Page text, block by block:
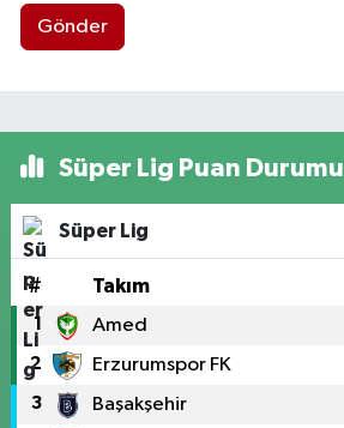
Gönder
Süper Lig Puan Durumu
Süper Lig
# Takım
1 Amed
2 Erzurumspor FK
3 Başakşehir